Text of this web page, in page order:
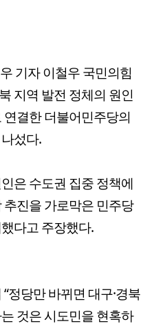
기자 이철우 국민의힘
지역 발전 정체의 원인
결한 더불어민주당의
섰다.
은 수도권 집중 정책에
추진을 가로막은 민주당
다고 주장했다.
정당만 바뀌면 대구·경북
것은 시도민을 현혹하